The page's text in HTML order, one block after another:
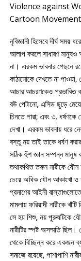
Violence against
Cartoon Movement
নৃবিজ্ঞানী হিসেবে দীর্ঘ সময়
আলাপ করলে সাধারণ মানুষও
না। এরকম ভাবনার পেছনে
কাঠামোকে দেখতে না
আচার আচরণকেও প্রভাবিত
বউ পেটানো, এসিড ছুড়ে
চিনতে পারা; এবং ৩,
দেখা। এরকম ভাবনায় ধরে
বস্তু নয় তাই তাকে ধর্ষণ
সঠিক হুঁশ জ্ঞান সম্পন্ন
তথাকথিত তরুন নারীকে যৌন
চেয়ে অধিক যৌন আকাংখা ও
প্রমাণের আইনী
মামলায় ফরিয়াদী নারীকে
সে হয় শিশু, নয় পুরুষটিকে
নারীটির স্পষ্ট অসম্মতি
থেকে বিচ্ছিন্ন করে একজন
সমাজে রয়েছে, পাশাপাশি